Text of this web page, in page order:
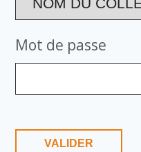
Mot de passe